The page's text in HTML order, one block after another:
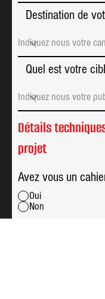
Destination de
Quel est votre
Détails
projet
Avez vous un
Oui
Non